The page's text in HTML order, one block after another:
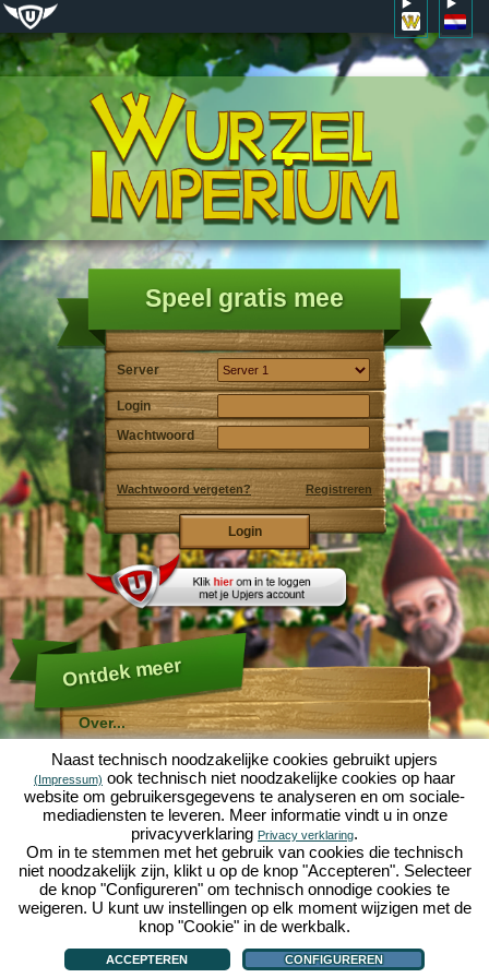
Speel gratis mee
Server
Login
Wachtwoord
Wachtwoord vergeten? Registreren
Ontdek meer
Over...
Molehill Empire ...
... is een leuke economische simulatie, die draait om
een microcosmos tuin. Als gratis browersspel speelt
het af in je webbowers, zonder extra downloads of
software!
Met de hulp van een ijverige tuinkabouter, kun je zelf je
eigen tuin van Eden namaken. Sla, wortelen, aardbeien,
spinazie of uien - Je mag zelf beslissen welke planten je
wilt kweken. Bezoek de vriendelijke stedenTuinzicht en
Bloesemdorpom te handelen met andere spelers, het
kopen van nieuwe planten en decoraties om je tuin op
te fleuren, lever aan je klanten en zorg er voor dat je
goede vrienden wordt met je buren... anders wordt je
wakker en is je tuin omgeploegd door een leger mollen!
Forum|Hulp|Contact/Voorwaarden/Privacy|upjers GmbH|Cookies beheren
Naast technisch noodzakelijke cookies gebruikt upjers
(Impressum) ook technisch niet noodzakelijke cookies op haar
website om gebruikersgegevens te analyseren en om sociale-
mediadiensten te leveren. Meer informatie vindt u in onze
privacyverklaring Privacy verklaring.
Om in te stemmen met het gebruik van cookies die technisch
niet noodzakelijk zijn, klikt u op de knop "Accepteren". Selecteer
de knop "Configureren" om technisch onnodige cookies te
weigeren. U kunt uw instellingen op elk moment wijzigen met de
knop "Cookie" in de werkbalk.
ACCEPTEREN CONFIGUREREN